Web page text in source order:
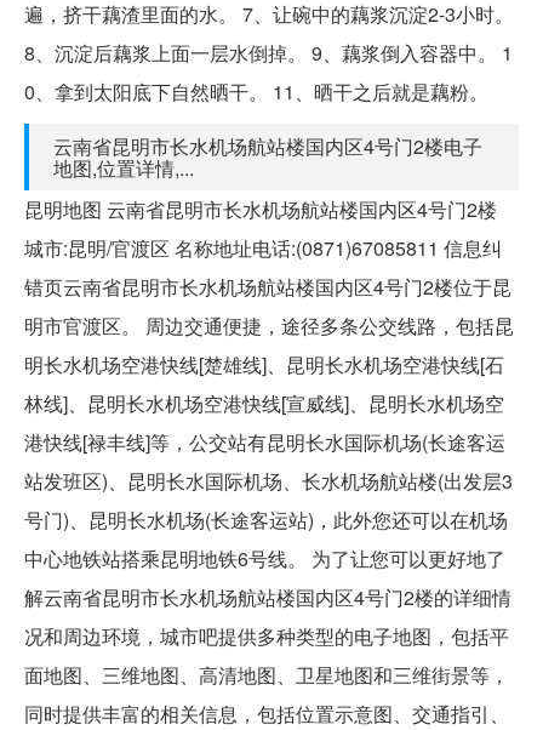
遍，挤干藕渣里面的水。 7、让碗中的藕浆沉淀2-3小时。
8、沉淀后藕浆上面一层水倒掉。 9、藕浆倒入容器中。 1
0、拿到太阳底下自然晒干。 11、晒干之后就是藕粉。
云南省昆明市长水机场航站楼国内区4号门2楼电子
地图,位置详情,...
昆明地图 云南省昆明市长水机场航站楼国内区4号门2楼
城市:昆明/官渡区 名称地址电话:(0871)67085811 信息纠
错页云南省昆明市长水机场航站楼国内区4号门2楼位于昆
明市官渡区。 周边交通便捷，途径多条公交线路，包括昆
明长水机场空港快线[楚雄线]、昆明长水机场空港快线[石
林线]、昆明长水机场空港快线[宣威线]、昆明长水机场空
港快线[禄丰线]等，公交站有昆明长水国际机场(长途客运
站发班区)、昆明长水国际机场、长水机场航站楼(出发层3
号门)、昆明长水机场(长途客运站)，此外您还可以在机场
中心地铁站搭乘昆明地铁6号线。 为了让您可以更好地了
解云南省昆明市长水机场航站楼国内区4号门2楼的详细情
况和周边环境，城市吧提供多种类型的电子地图，包括平
面地图、三维地图、高清地图、卫星地图和三维街景等，
同时提供丰富的相关信息，包括位置示意图、交通指引、